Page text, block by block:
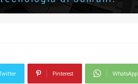
Pinterest WhatsApp